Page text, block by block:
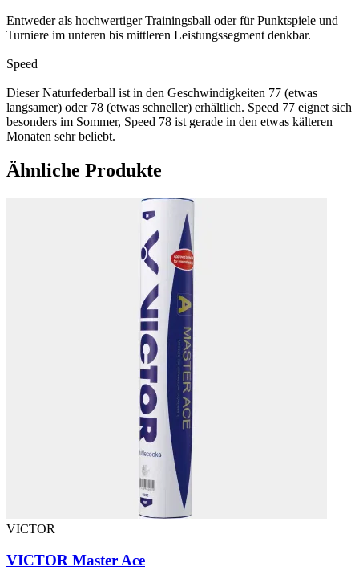
Entweder als hochwertiger Trainingsball oder für Punktspiele und
Turniere im unteren bis mittleren Leistungssegment denkbar.
Speed
Dieser Naturfederball ist in den Geschwindigkeiten 77 (etwas
langsamer) oder 78 (etwas schneller) erhältlich. Speed 77 eignet sich
besonders im Sommer, Speed 78 ist gerade in den etwas kälteren
Monaten sehr beliebt.
Ähnliche Produkte
VICTOR
VICTOR Master Ace